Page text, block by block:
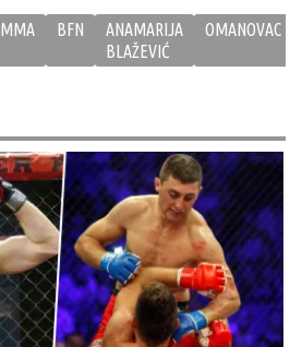
MMA BFN
ANAMARIJA
BLAŽEVIĆ
OMANOVAC